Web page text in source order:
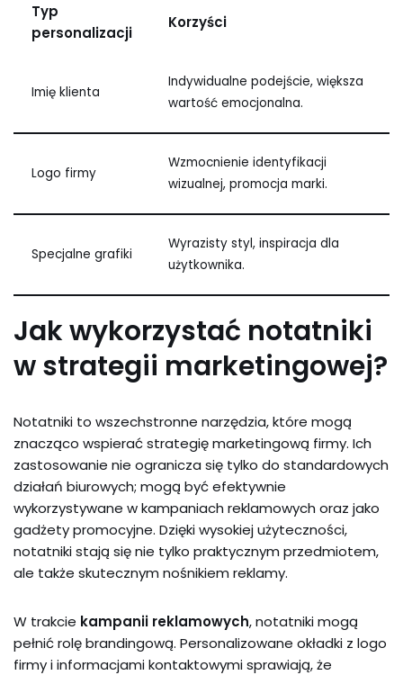
Typ
personalizacji
Korzyści
Imię klienta
Indywidualne podejście, większa
wartość emocjonalna.
Logo firmy
Wzmocnienie identyfikacji
wizualnej, promocja marki.
Specjalne grafiki
Wyrazisty styl, inspiracja dla
użytkownika.
Jak wykorzystać notatniki
w strategii marketingowej?
Notatniki to wszechstronne narzędzia, które mogą
znacząco wspierać strategię marketingową firmy. Ich
zastosowanie nie ogranicza się tylko do standardowych
działań biurowych; mogą być efektywnie
wykorzystywane w kampaniach reklamowych oraz jako
gadżety promocyjne. Dzięki wysokiej użyteczności,
notatniki stają się nie tylko praktycznym przedmiotem,
ale także skutecznym nośnikiem reklamy.
W trakcie kampanii reklamowych, notatniki mogą
pełnić rolę brandingową. Personalizowane okładki z logo
firmy i informacjami kontaktowymi sprawiają, że